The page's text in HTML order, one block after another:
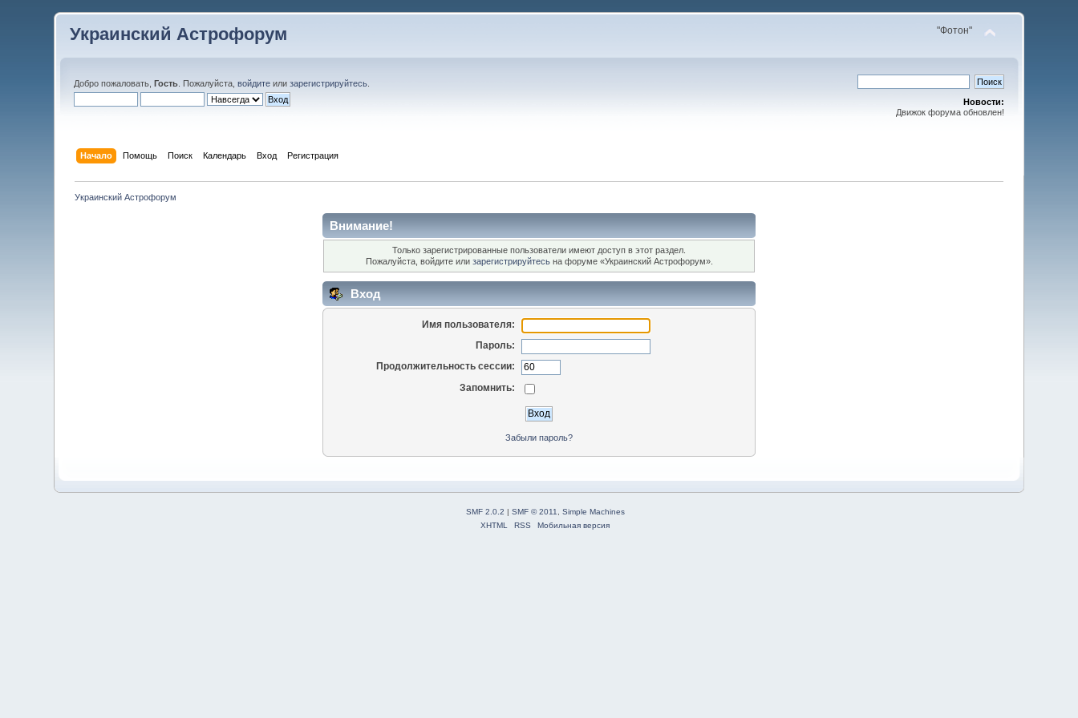
Украинский Астрофорум "Фотон"
Добро пожаловать,Гость . Пожалуйста,войдите илизарегистрируйтесь
Новости:
Движок форума обновлен!
Начало Помощь Поиск Календарь Вход Регистрация
Украинский Астрофорум
Внимание!
Только зарегистрированные пользователи имеют доступ в этот раздел.
Пожалуйста, войдите или зарегистрируйтесьна форуме «Украинский Астрофорум».
Вход
Имя пользователя:
Пароль:
Продолжительность сессии:
Запомнить:
Забыли пароль?
SMF 2.0.2 | SMF © 2011
Simple Machines
XHTML
RSS Мобильная версия